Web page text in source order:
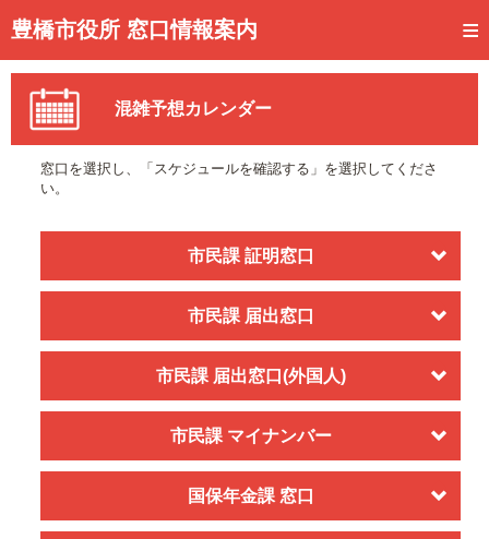
豊橋市役所 窓口情報案内
トップページ
事前予約
予約状況確認
メール通知登録
混雑予想カレンダー
混雑予想カレンダー
窓口を選択し、「スケジュールを確認する」を選択してくださ
い。
市民課 証明窓口
市民課 届出窓口
市民課 届出窓口(外国人)
市民課 マイナンバー
国保年金課 窓口